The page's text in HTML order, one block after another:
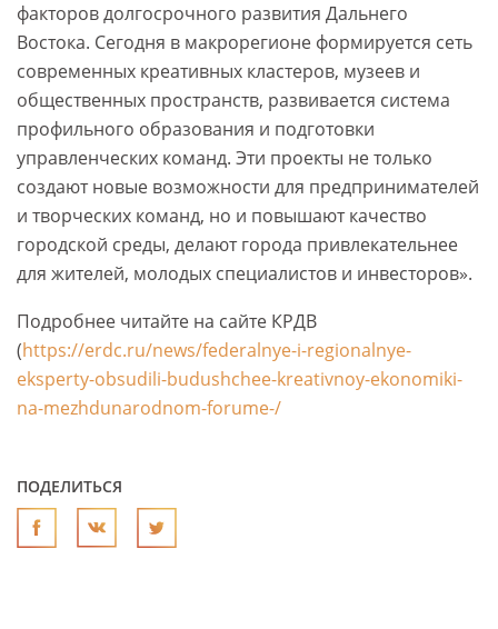
факторов долгосрочного развития Дальнего
Востока. Сегодня в макрорегионе формируется сеть
современных креативных кластеров, музеев и
общественных пространств, развивается система
профильного образования и подготовки
управленческих команд. Эти проекты не только
создают новые возможности для предпринимателей
и творческих команд, но и повышают качество
городской среды, делают города привлекательнее
для жителей, молодых специалистов и инвесторов».
Подробнее читайте на сайте КРДВ
(https://erdc.ru/news/federalnye-i-regionalnye-
eksperty-obsudili-budushchee-kreativnoy-ekonomiki-
na-mezhdunarodnom-forume-/
ПОДЕЛИТЬСЯ